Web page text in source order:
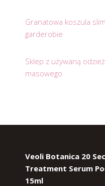
Granatowa koszula
garderobie
Sklep z używaną
masowego
Veoli Botanica 20
Treatment Serum
15ml